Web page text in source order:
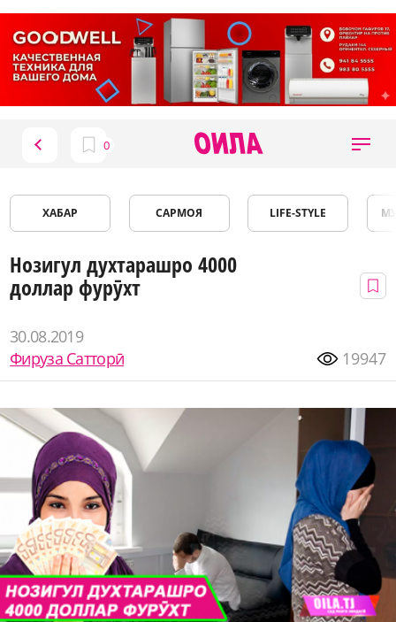
ХАБАР САРМОЯ LIFE-STYLE
Нозигул духтарашро 4000
доллар фурӯхт
30.08.2019
Фируза Сатторӣ
19947